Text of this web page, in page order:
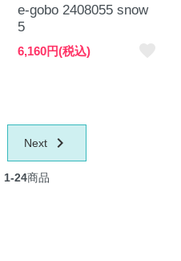
e-gobo 2408055 snow
5
6,160円(税込)
Next navigate_next
1-24商品